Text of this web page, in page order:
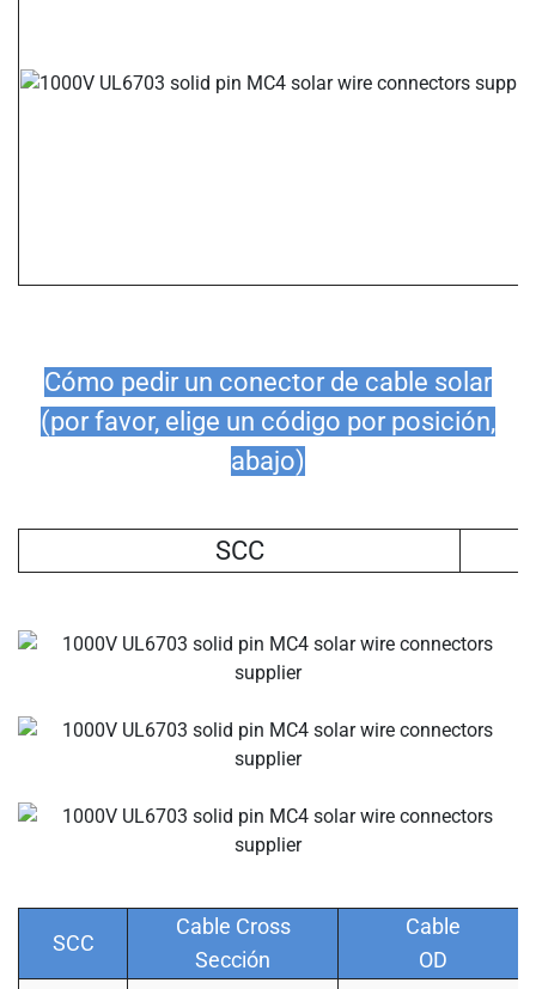
Cómo pedir un conector de cable solar
(por favor, elige un código por posición,
abajo)
SCC
SCC
Cable Cross
Sección
Cable
OD